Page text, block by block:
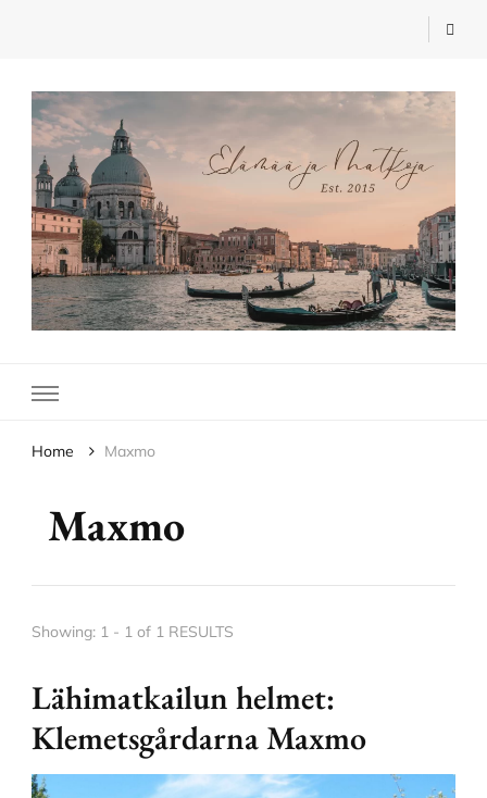
Elämää ja Matkoja
Home Maxmo
Maxmo
Showing: 1 - 1 of 1 RESULTS
Lähimatkailun helmet:
Klemetsgårdarna Maxmo